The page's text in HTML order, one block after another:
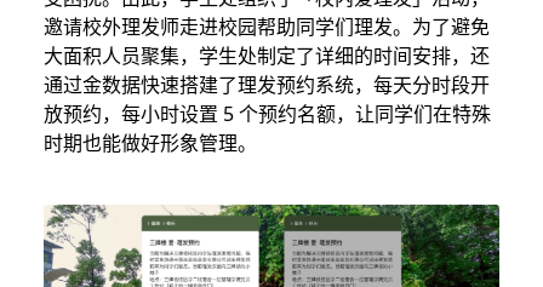
邀请校外理发师走进校园帮助同学们理发。为了避免
大面积人员聚集，学生处制定了详细的时间安排，还
通过金数据快速搭建了理发预约系统，每天分时段开
放预约，每小时设置 5 个预约名额，让同学们在特殊
时期也能做好形象管理。